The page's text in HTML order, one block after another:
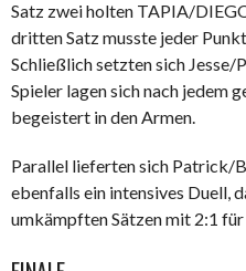
Satz zwei holten TAPIA/
dritten Satz musste jeder
Schließlich setzten sich Jesse/
Spieler lagen sich nach jedem
begeistert in den Armen.
Parallel lieferten sich Patrick/
ebenfalls ein intensives Duell,
umkämpften Sätzen mit 2:1